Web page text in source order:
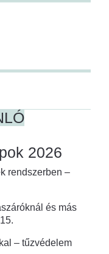
2026
rendszerben –
és más
– tűzvédelem